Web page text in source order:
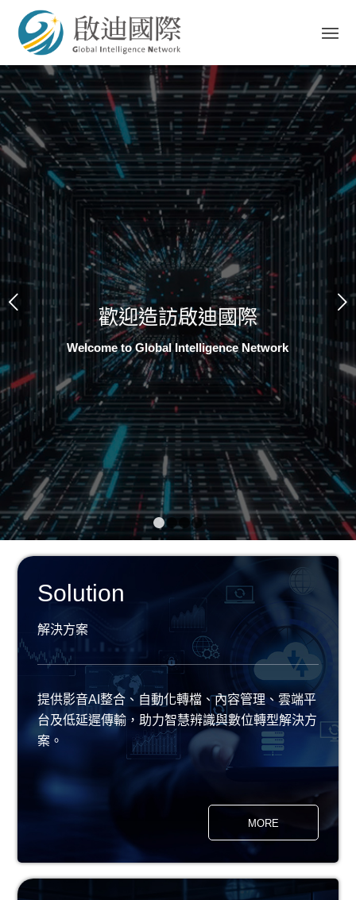
歡迎造訪啟迪國際
Welcome to Global Intelligence Network
下一頁
1 2 3
Solution
解決方案
提供影音AI整合、自動化轉檔、內容管理、雲端平
台及低延遲傳輸，助力智慧辨識與數位轉型解決方
案。
MORE